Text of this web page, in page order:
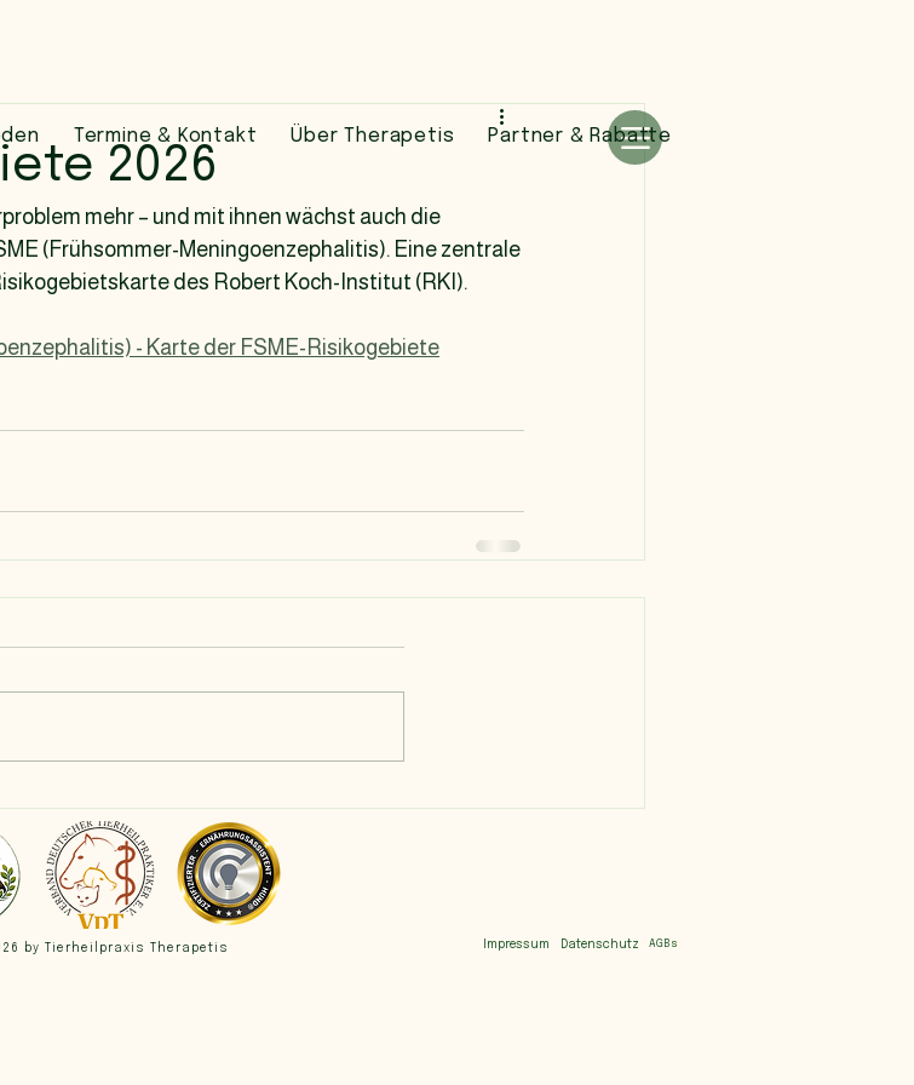
2026
mehr – und mit ihnen wächst auch die
(Frühsommer-Meningoenzephalitis). Eine zentrale
des Robert Koch-Institut (RKI).
- Karte der FSME-Risikogebiete
Termine & Kontakt Über Therapetis Partner & Rabatte
AGBs
Datenschutz
Impressum
by Tierheilpraxis Therapetis